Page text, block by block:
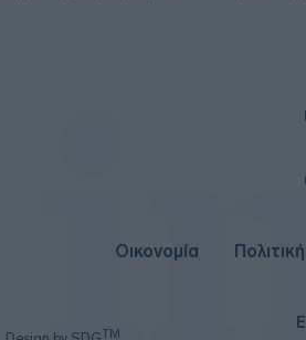
Οικονομία Πολιτική
TM